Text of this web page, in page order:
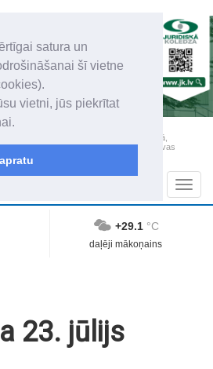
satura un
šī vietne
vietni, jūs piekrītat
krievu valodās visā Dienvidlatgalē un Sēlijā,
Daugavpils valstspilsētu, Augšdaugavas
pilsētas.
+29.1 °C
daļēji mākoņains
23. jūlijs